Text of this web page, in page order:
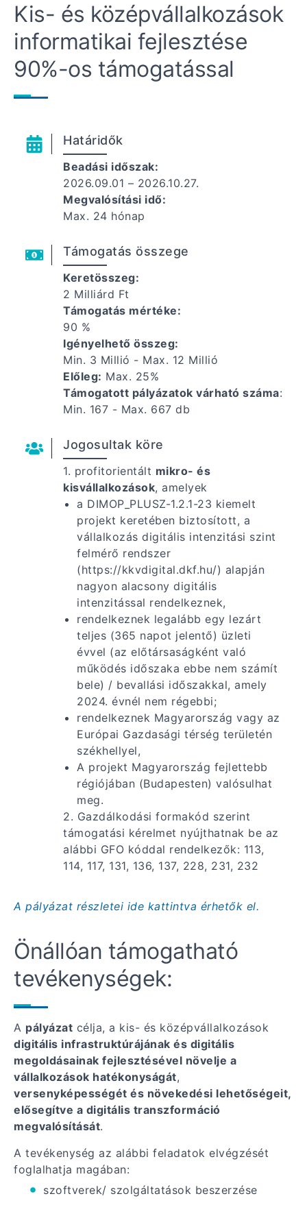
Kis- és középvállalkozások
informatikai fejlesztése
90%-os támogatással
Határidők
Beadási időszak:
2026.09.01 – 2026.10.27.
Megvalósítási idő:
Max. 24 hónap
Támogatás összege
Keretösszeg:
2 Milliárd Ft
Támogatás mértéke:
90 %
Igényelhető összeg:
Min. 3 Millió - Max. 12 Millió
Előleg: Max. 25%
Támogatott pályázatok várható száma:
Min. 167 - Max. 667 db
Jogosultak köre
1. profitorientált mikro- és
kisvállalkozások, amelyek
a DIMOP_PLUSZ-1.2.1-23 kiemelt
projekt keretében biztosított, a
vállalkozás digitális intenzitási szint
felmérő rendszer
(https://kkvdigital.dkf.hu/) alapján
nagyon alacsony digitális
intenzitással rendelkeznek,
rendelkeznek legalább egy lezárt
teljes (365 napot jelentő) üzleti
évvel (az előtársaságként való
működés időszaka ebbe nem számít
bele) / bevallási időszakkal, amely
2024. évnél nem régebbi;
rendelkeznek Magyarország vagy az
Európai Gazdasági térség területén
székhellyel,
A projekt Magyarország fejlettebb
régiójában (Budapesten) valósulhat
meg.
2. Gazdálkodási formakód szerint
támogatási kérelmet nyújthatnak be az
alábbi GFO kóddal rendelkezők: 113,
114, 117, 131, 136, 137, 228, 231, 232
A pályázat részletei ide kattintva érhetők el.
Önállóan támogatható
tevékenységek:
A pályázat célja, a kis- és középvállalkozások
digitális infrastruktúrájának és digitális
megoldásainak fejlesztésével növelje a
vállalkozások hatékonyságát,
versenyképességét és növekedési lehetőségeit,
elősegítve a digitális transzformáció
megvalósítását.
A tevékenység az alábbi feladatok elvégzését
foglalhatja magában:
szoftverek/ szolgáltatások beszerzése